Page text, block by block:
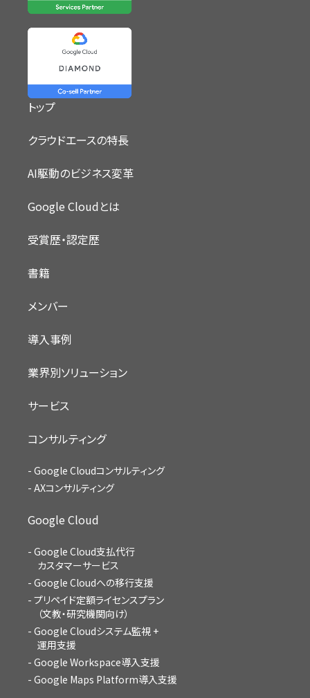
トップ
クラウドエースの特長
AI駆動のビジネス変革
Google Cloudとは
受賞歴・認定歴
書籍
メンバー
導入事例
業界別ソリューション
サービス
コンサルティング
Google Cloudコンサルティング
AXコンサルティング
Google Cloud
Google Cloud支払代行
カスタマーサービス
Google Cloudへの移行支援
プリペイド定額ライセンスプラン
（文教・研究機関向け）
Google Cloudシステム監視 +
運用支援
Google Workspace導入支援
Google Maps Platform導入支援